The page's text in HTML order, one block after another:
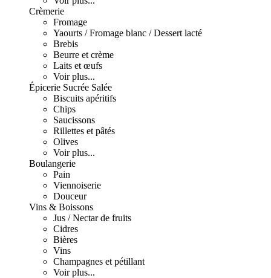
Crèmerie
Fromage
Yaourts / Fromage blanc / Dessert lacté
Brebis
Beurre et crème
Laits et œufs
Voir plus...
Épicerie Sucrée Salée
Biscuits apéritifs
Chips
Saucissons
Rillettes et pâtés
Olives
Voir plus...
Boulangerie
Pain
Viennoiserie
Douceur
Vins & Boissons
Jus / Nectar de fruits
Cidres
Bières
Vins
Champagnes et pétillant
Voir plus...